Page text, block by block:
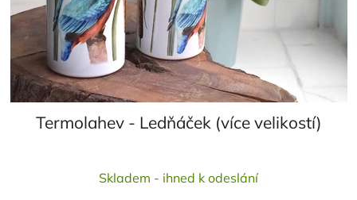
Termolahev - Ledňáček (více velikostí)
hodnocení
Skladem - ihned k odeslání